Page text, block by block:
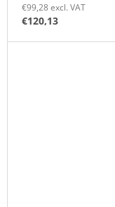
€99,28 excl. VAT
€120,13